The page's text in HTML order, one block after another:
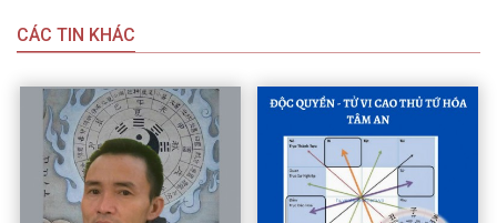
CÁC TIN KHÁC